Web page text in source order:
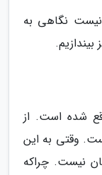
نگاهی به
شده است. از
راه نیست. وقتی به این
نیست. چراکه